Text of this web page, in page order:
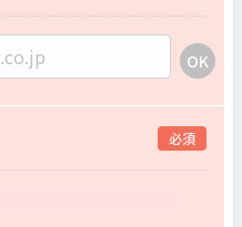
必須